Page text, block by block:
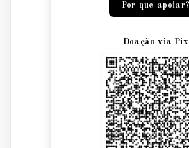
Por que apoiar?
Doação via Pix